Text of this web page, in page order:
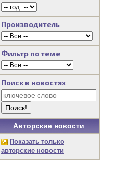
Производитель
Фильтр по теме
Поиск в новостях
Авторские новости
Показать только
авторские новости